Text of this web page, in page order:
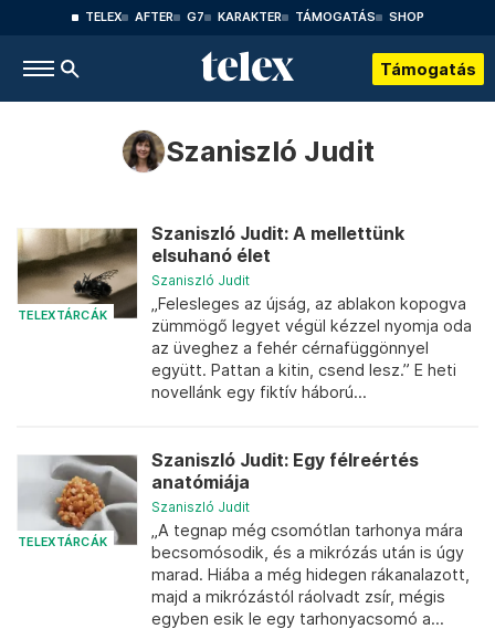
TELEX AFTER G7 KARAKTER TÁMOGATÁS SHOP
Támogatás
Szaniszló Judit
TELEXTÁRCÁK
Szaniszló Judit: A mellettünk
elsuhanó élet
Szaniszló Judit
„Felesleges az újság, az ablakon kopogva
zümmögő legyet végül kézzel nyomja oda
az üveghez a fehér cérnafüggönnyel
együtt. Pattan a kitin, csend lesz.” E heti
novellánk egy fiktív háború...
TELEXTÁRCÁK
Szaniszló Judit: Egy félreértés
anatómiája
Szaniszló Judit
„A tegnap még csomótlan tarhonya mára
becsomósodik, és a mikrózás után is úgy
marad. Hiába a még hidegen rákanalazott,
majd a mikrózástól ráolvadt zsír, mégis
egyben esik le egy tarhonyacsomó a...